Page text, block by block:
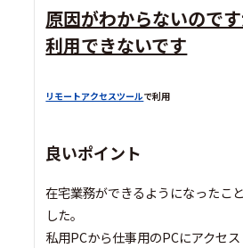
原因がわからないので
利用できないです
リモートアクセスツールで利用
良いポイント
在宅業務ができるようになったこ
した。
私用PCから仕事用のPCにアクセ